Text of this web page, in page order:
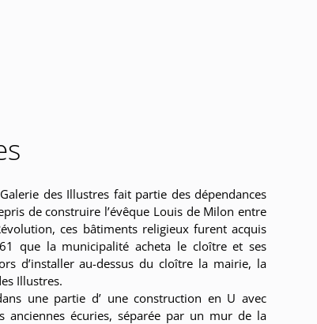
des Illustres fait partie des dépendances
de construire l’évêque Louis de Milon entre
ces bâtiments religieux furent acquis
que la municipalité acheta le cloître et ses
d’installer au-dessus du cloître la mairie, la
Illustres.
une partie d’ une construction en U avec
anciennes écuries, séparée par un mur de la